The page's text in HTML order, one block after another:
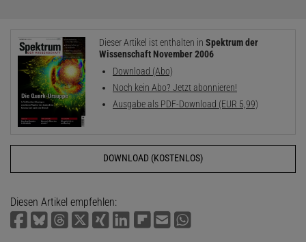
Dieser Artikel ist enthalten in Spektrum der
Wissenschaft November 2006
Download (Abo)
Noch kein Abo? Jetzt abonnieren!
Ausgabe als PDF-Download (EUR 5,99)
DOWNLOAD (KOSTENLOS)
Diesen Artikel empfehlen: